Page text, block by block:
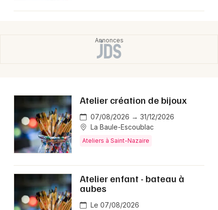
Atelier création de bijoux
07/08/2026 → 31/12/2026
La Baule-Escoublac
Ateliers à Saint-Nazaire
Atelier enfant - bateau à
aubes
Le 07/08/2026